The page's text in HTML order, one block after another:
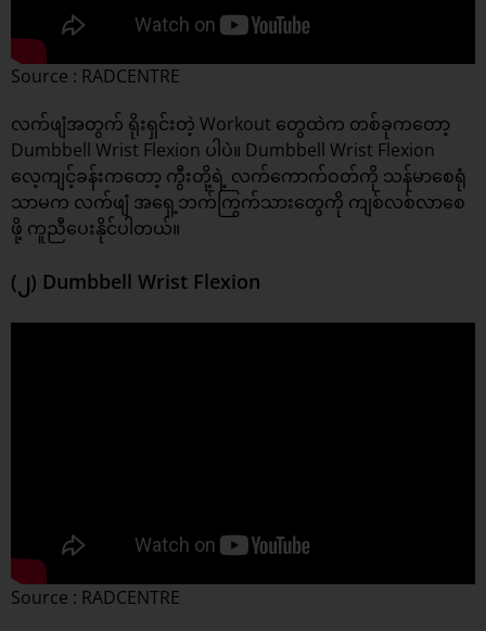
Source : RADCENTRE
လက်ဖျံအတွက် ရိုးရှင်းတဲ့ Workout တွေထဲက တစ်ခုကတော့
Dumbbell Wrist Flexion ပါပဲ။ Dumbbell Wrist Flexion
လေ့ကျင့်ခန်းကတော့ ကွီးတို့ရဲ့ လက်ကောက်ဝတ်ကို သန်မာစေရုံ
သာမက လက်ဖျံ အရှေ့ဘက်ကြွက်သားတွေကို ကျစ်လစ်လာစေ
ဖို့ ကူညီပေးနိုင်ပါတယ်။
(၂) Dumbbell Wrist Flexion
Source : RADCENTRE